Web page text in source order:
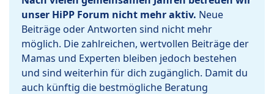
unser HiPP Forum nicht mehr aktiv. Neue
Beiträge oder Antworten sind nicht mehr
möglich. Die zahlreichen, wertvollen Beiträge der
Mamas und Experten bleiben jedoch bestehen
und sind weiterhin für dich zugänglich. Damit du
auch künftig die bestmögliche Beratung